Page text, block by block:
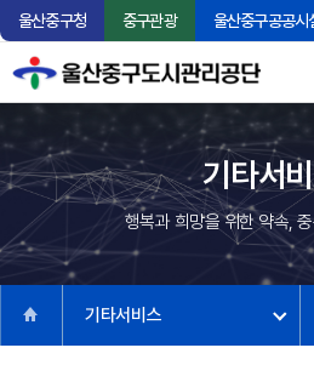
울산중구청 중구관광 울산중구공공시
기타서
행복과 희망을 위한 약속,
기타서비스